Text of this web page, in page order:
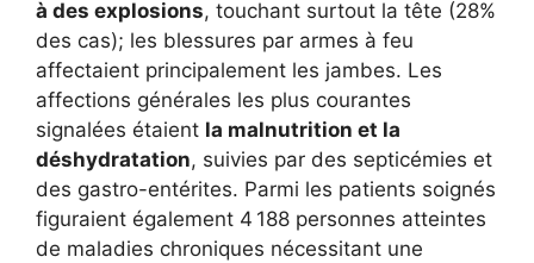
à des explosions, touchant surtout la tête (28%
des cas); les blessures par armes à feu
affectaient principalement les jambes. Les
affections générales les plus courantes
signalées étaient la malnutrition et la
déshydratation, suivies par des septicémies et
des gastro-entérites. Parmi les patients soignés
figuraient également 4 188 personnes atteintes
de maladies chroniques nécessitant une